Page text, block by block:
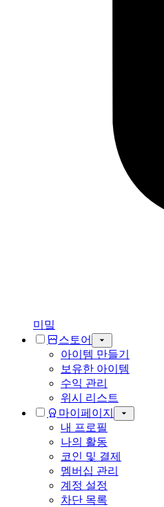
미밐
스토어
아이템 만들기
보유한 아이템
수익 관리
위시 리스트
마이페이지
내 프로필
나의 활동
코인 및 결제
멤버십 관리
계정 설정
차단 목록